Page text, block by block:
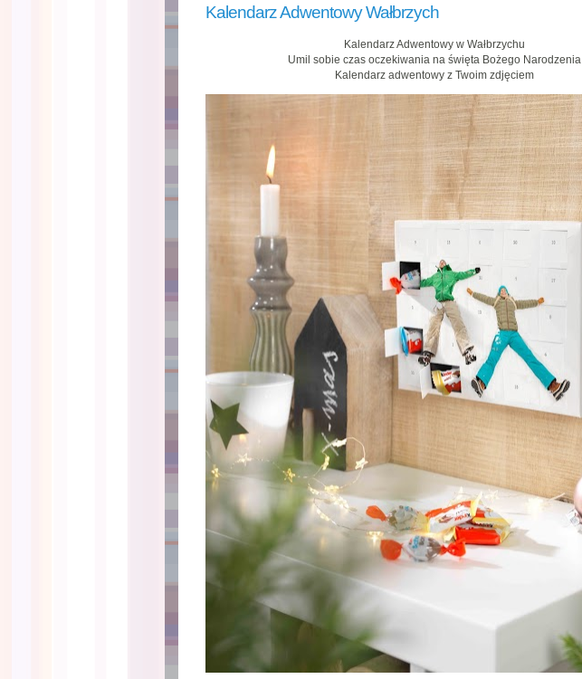
kalendarz
na
Wałbrzychu
Kalendarz Adwentowy Wałbrzych
Kalendarz Adwentowy w Wałbrzychu
Umil sobie czas oczekiwania na święta Bożego Narodzenia
Kalendarz adwentowy z Twoim zdjęciem